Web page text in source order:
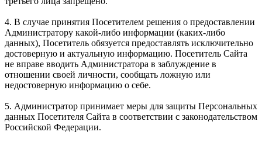
4. В случае принятия Посетителем решения о предоставлении
Администратору какой-либо информации (каких-либо
данных), Посетитель обязуется предоставлять исключительно
достоверную и актуальную информацию. Посетитель Сайта
не вправе вводить Администратора в заблуждение в
отношении своей личности, сообщать ложную или
недостоверную информацию о себе.
5. Администратор принимает меры для защиты Персональных
данных Посетителя Сайта в соответствии с законодательством
Российской Федерации.